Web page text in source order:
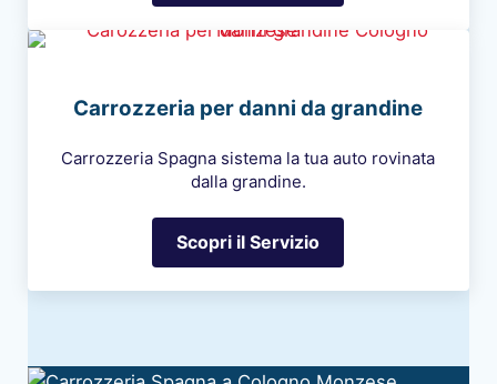
Carrozzeria per danni da grandine
Carrozzeria Spagna sistema la tua auto rovinata
dalla grandine.
Scopri il ServizioCarrozzeria per danni da